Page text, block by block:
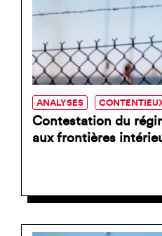
ANALYSES
Contestation du
aux frontières